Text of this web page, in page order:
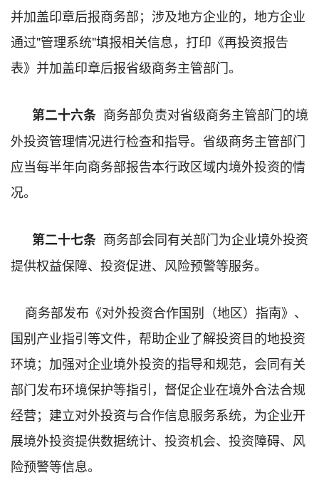
并加盖印章后报商务部；涉及地方企业的，地方企业
通过"管理系统"填报相关信息，打印《再投资报告
表》并加盖印章后报省级商务主管部门。
第二十六条 商务部负责对省级商务主管部门的境
外投资管理情况进行检查和指导。省级商务主管部门
应当每半年向商务部报告本行政区域内境外投资的情
况。
第二十七条 商务部会同有关部门为企业境外投资
提供权益保障、投资促进、风险预警等服务。
商务部发布《对外投资合作国别（地区）指南》、
国别产业指引等文件，帮助企业了解投资目的地投资
环境；加强对企业境外投资的指导和规范，会同有关
部门发布环境保护等指引，督促企业在境外合法合规
经营；建立对外投资与合作信息服务系统，为企业开
展境外投资提供数据统计、投资机会、投资障碍、风
险预警等信息。